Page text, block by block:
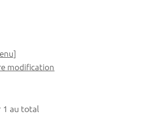
1 au total
modification